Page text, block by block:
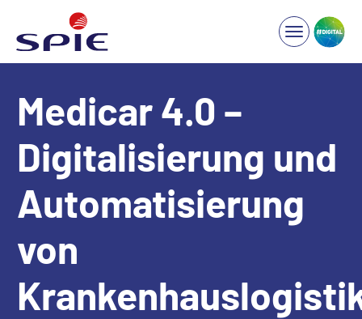
Medicar 4.0 –
Digitalisierung und
Automatisierung
von